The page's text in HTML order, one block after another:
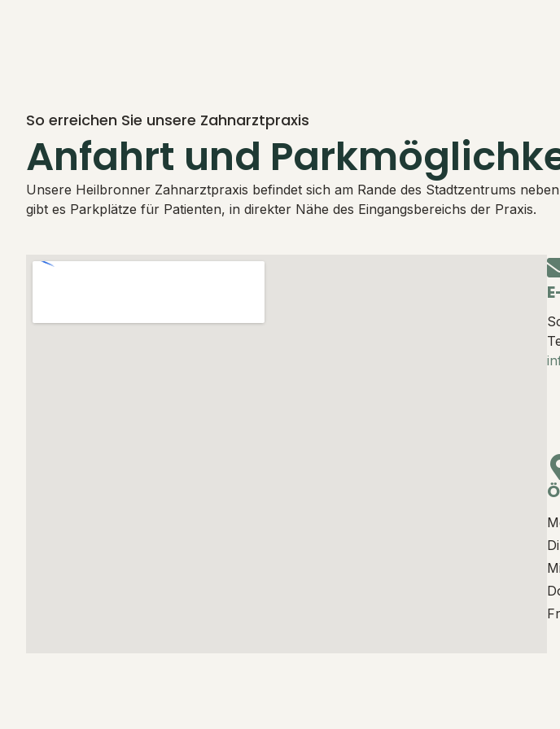
So erreichen Sie unsere Zahnarztpraxis
Anfahrt und
Unsere Heilbronner Zahnarztpraxis befindet sich am Rande des Stadtzentrums
gibt es Parkplätze für Patienten, in direkter Nähe des Eingangsbereichs der Praxis.